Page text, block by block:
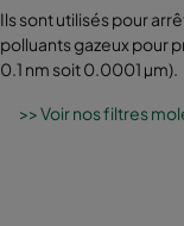
Ils sont utilisés pour
polluants gazeux pour
0.1 nm soit 0.0001 µm).
>> Voir nos filtres